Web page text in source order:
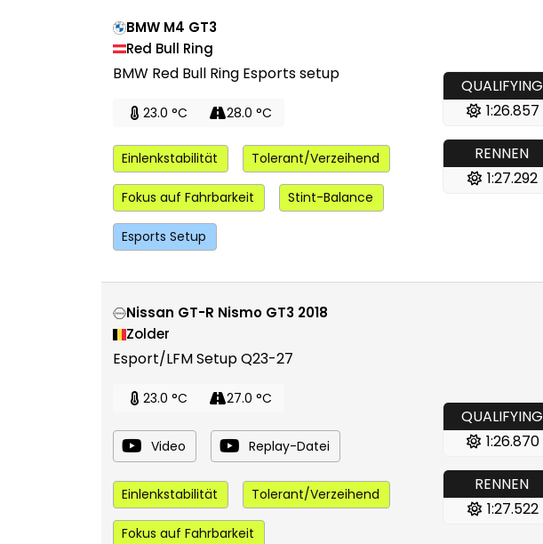
BMW M4 GT3
Red Bull Ring
BMW Red Bull Ring Esports setup
23.0 °C 28.0 °C
Einlenkstabilität Tolerant/Verzeihend
Fokus auf Fahrbarkeit Stint-Balance
Esports Setup
QUALIFYING
1:26.857
RENNEN
1:27.292
Nissan GT-R Nismo GT3 2018
Zolder
Esport/LFM Setup Q23-27
23.0 °C 27.0 °C
Video Replay-Datei
Einlenkstabilität Tolerant/Verzeihend
Fokus auf Fahrbarkeit
QUALIFYING
1:26.870
RENNEN
1:27.522